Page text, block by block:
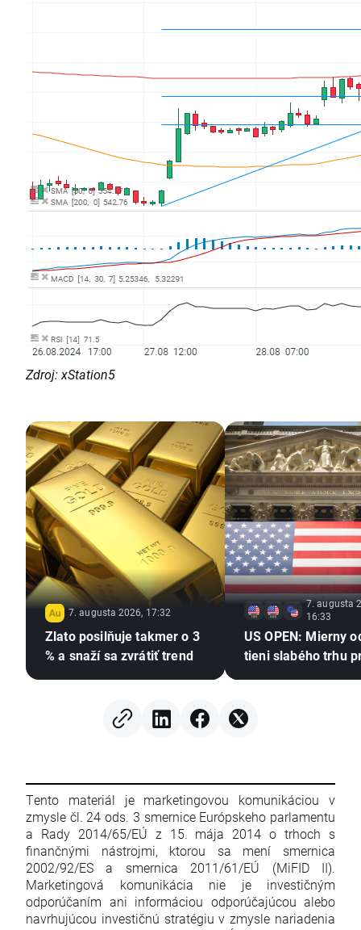
Zdroj: xStation5
7. augusta 2026, 17:32
Zlato posilňuje takmer o 3
% a snaží sa zvrátiť trend
7. augusta
16:33
US OPEN: Mierny
tieni slabého trhu
Tento materiál je marketingovou komunikáciou v
zmysle čl. 24 ods. 3 smernice Európskeho parlamentu
a Rady 2014/65/EÚ z 15. mája 2014 o trhoch s
finančnými nástrojmi, ktorou sa mení smernica
2002/92/ES a smernica 2011/61/EÚ (MiFID II).
Marketingová komunikácia nie je investičným
odporúčaním ani informáciou odporúčajúcou alebo
navrhujúcou investičnú stratégiu v zmysle nariadenia